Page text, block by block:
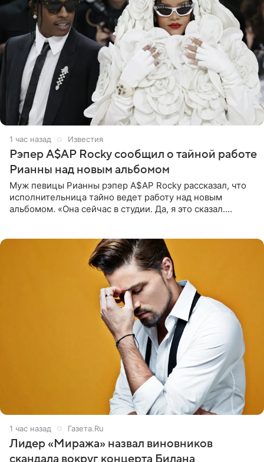
1 час назад Известия
Рэпер A$AP Rocky сообщил о тайной работе
Рианны над новым альбомом
Муж певицы Рианны рэпер A$AP Rocky рассказал, что
исполнительница тайно ведет работу над новым
альбомом. «Она сейчас в студии. Да, я это сказал.
1 час назад Газета.Ru
Лидер «Миража» назвал виновников
скандала вокруг концерта Билана